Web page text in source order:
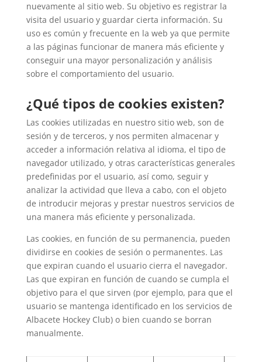
nuevamente al sitio web. Su objetivo es registrar la
visita del usuario y guardar cierta información. Su
uso es común y frecuente en la web ya que permite
a las páginas funcionar de manera más eficiente y
conseguir una mayor personalización y análisis
sobre el comportamiento del usuario.
¿Qué tipos de cookies existen?
Las cookies utilizadas en nuestro sitio web, son de
sesión y de terceros, y nos permiten almacenar y
acceder a información relativa al idioma, el tipo de
navegador utilizado, y otras características generales
predefinidas por el usuario, así como, seguir y
analizar la actividad que lleva a cabo, con el objeto
de introducir mejoras y prestar nuestros servicios de
una manera más eficiente y personalizada.
Las cookies, en función de su permanencia, pueden
dividirse en cookies de sesión o permanentes. Las
que expiran cuando el usuario cierra el navegador.
Las que expiran en función de cuando se cumpla el
objetivo para el que sirven (por ejemplo, para que el
usuario se mantenga identificado en los servicios de
Albacete Hockey Club) o bien cuando se borran
manualmente.